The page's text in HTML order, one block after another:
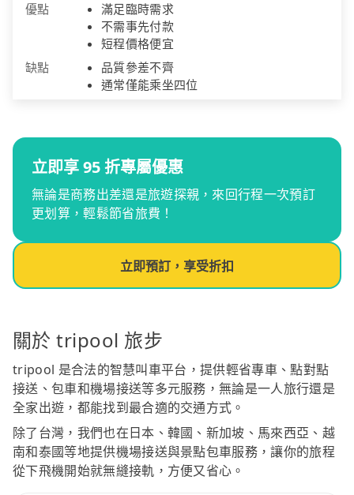
優點
滿足臨時需求
不需事先付款
短程價格便宜
缺點
品質參差不齊
通常僅能乘坐四位
立即享 95 折專屬優惠
無論是商務出差還是旅遊探親，來回行程一次預訂
更划算，輕鬆節省旅費！
立即預訂，享受折扣
關於 tripool 旅步
tripool 是合法的智慧叫車平台，提供輕省專車、點對點
接送、包車和機場接送等多元服務，無論是一人旅行還是
全家出遊，都能找到最合適的交通方式。
除了台灣，我們也在日本、韓國、新加坡、馬來西亞、越
南和泰國等地提供機場接送與景點包車服務，讓你的旅程
從下飛機開始就無縫接軌，方便又省心。